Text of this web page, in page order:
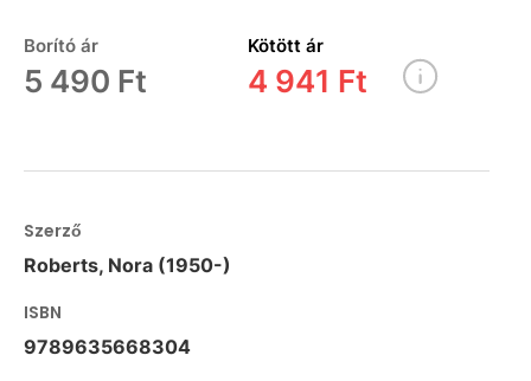
Borító ár
5 490 Ft
Kötött ár
4 941 Ft
Szerző
Roberts, Nora (1950-)
ISBN
9789635668304